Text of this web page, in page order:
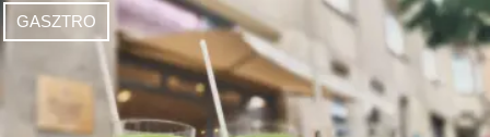
GASZTRO